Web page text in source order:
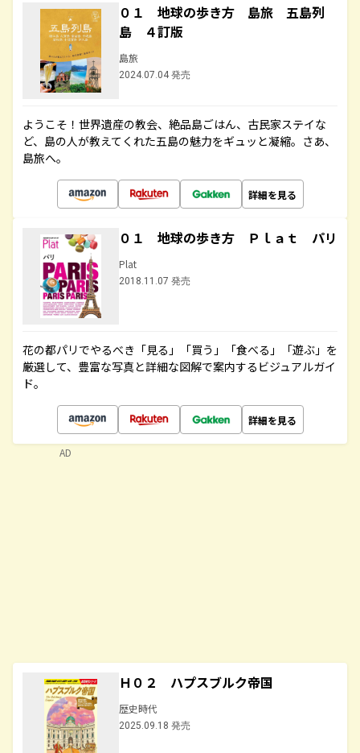
０１ 地球の歩き方 島旅 五島列
島 ４訂版
島旅
2024.07.04 発売
ようこそ！世界遺産の教会、絶品島ごはん、古民家ステイな
ど、島の人が教えてくれた五島の魅力をギュッと凝縮。さあ、
島旅へ。
詳細を見る
０１ 地球の歩き方 Ｐｌａｔ パリ
Plat
2018.11.07 発売
花の都パリでやるべき「見る」「買う」「食べる」「遊ぶ」を
厳選して、豊富な写真と詳細な図解で案内するビジュアルガイ
ド。
詳細を見る
Ｈ０２ ハプスブルク帝国
歴史時代
2025.09.18 発売
AD